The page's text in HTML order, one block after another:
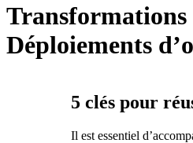
Transformations
Déploiements
5 clés pour
Il est essentiel